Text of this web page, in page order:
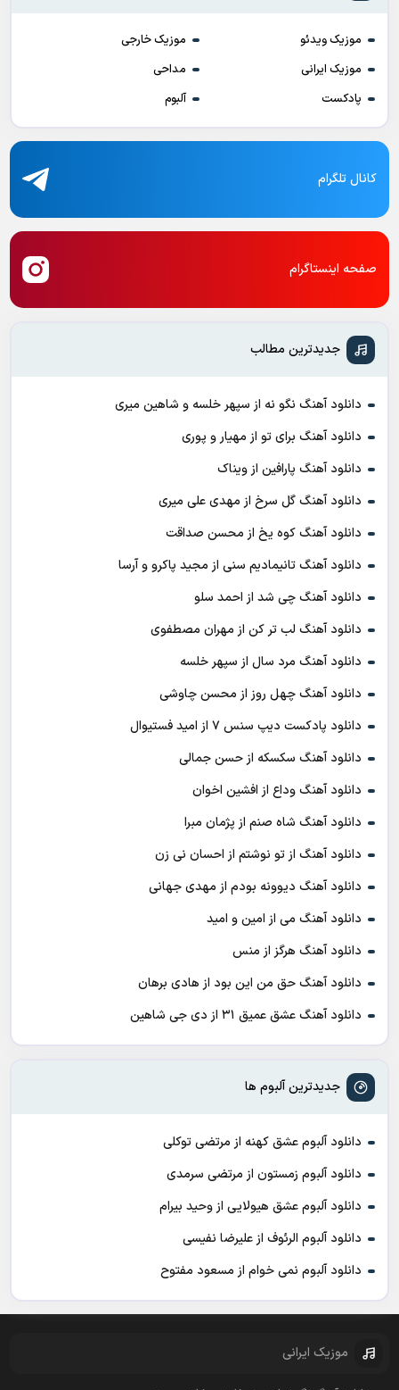
موزیک ویدئو
موزیک خارجی
موزیک ایرانی
مداحی
پادکست
آلبوم
کانال تلگرام
صفحه اینستاگرام
جدیدترین مطالب
دانلود آهنگ نگو نه از سپهر خلسه و شاهین میری
دانلود آهنگ برای تو از مهیار و پوری
دانلود آهنگ پارافین از ویناک
دانلود آهنگ گل سرخ از مهدی علی میری
دانلود آهنگ کوه یخ از محسن صداقت
دانلود آهنگ تانیمادیم سنی از مجید پاکرو و آرسا
دانلود آهنگ چی شد از احمد سلو
دانلود آهنگ لب تر کن از مهران مصطفوی
دانلود آهنگ مرد سال از سپهر خلسه
دانلود آهنگ چهل روز از محسن چاوشی
دانلود پادکست ديپ سنس ۷ از اميد فستيوال
دانلود آهنگ سکسکه از حسن جمالی
دانلود آهنگ وداع از افشين اخوان
دانلود آهنگ شاه صنم از پژمان مبرا
دانلود آهنگ از تو نوشتم از احسان نی زن
دانلود آهنگ دیوونه بودم از مهدی جهانی
دانلود آهنگ می از امین و امید
دانلود آهنگ هرگز از منس
دانلود آهنگ حق من این بود از هادی برهان
دانلود آهنگ عشق عمیق ۳۱ از دی جی شاهین
جدیدترین آلبوم ها
دانلود آلبوم عشق کهنه از مرتضی توکلی
دانلود آلبوم زمستون از مرتضی سرمدی
دانلود آلبوم عشق هیولایی از وحید بیرام
دانلود آلبوم الرئوف از علیرضا نفیسی
دانلود آلبوم نمی خوام از مسعود مفتوح
موزیک ایرانی